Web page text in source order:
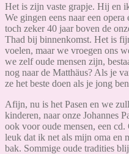
Het is zijn vaste grapje. Hij en
We gingen eens naar een
toch zeker 40 jaar boven de
Thad bij binnenkomst. Het is
voelen, maar we vroegen ons
we zelf oude mensen zijn,
nog naar de Matthäus? Als je
ze het beste doen als je jong
Afijn, nu is het Pasen en we
kinderen, naar onze Johannes
ook voor oude mensen, een
leuk dat ik net als mijn oma en
bak. Sommige oude tradities